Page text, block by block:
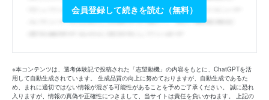
会員登録して続きを読む（無料）
※本コンテンツは、選考体験記で投稿された「志望動機」の内容をもとに、ChatGPTを活
用して自動生成されています。 生成品質の向上に努めておりますが、自動生成であるた
め、まれに適切ではない情報が混ざる可能性があることを予めご了承ください。 誠に恐れ
入りますが、情報の真偽や正確性につきまして、当サイトは責任を負いかねます。 上記の